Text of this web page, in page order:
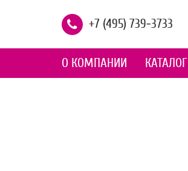
+7 (495) 739-3733
О КОМПАНИИ КАТАЛОГ